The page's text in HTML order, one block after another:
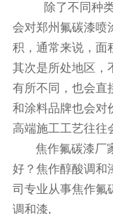
除了不同种
会对郑州氟碳漆喷
积，通常来说，面
其次是所处地区，
有所不同，也会直
和涂料品牌也会对
高端施工工艺往往
焦作氟碳漆厂
好？焦作醇酸调和
司专业从事焦作氟
调和漆,